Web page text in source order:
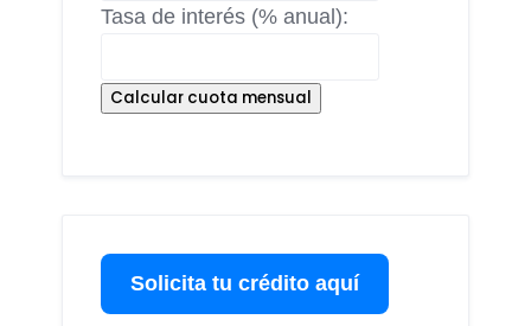
Tasa de interés (% anual):
Calcular cuota mensual
Solicita tu crédito aquí